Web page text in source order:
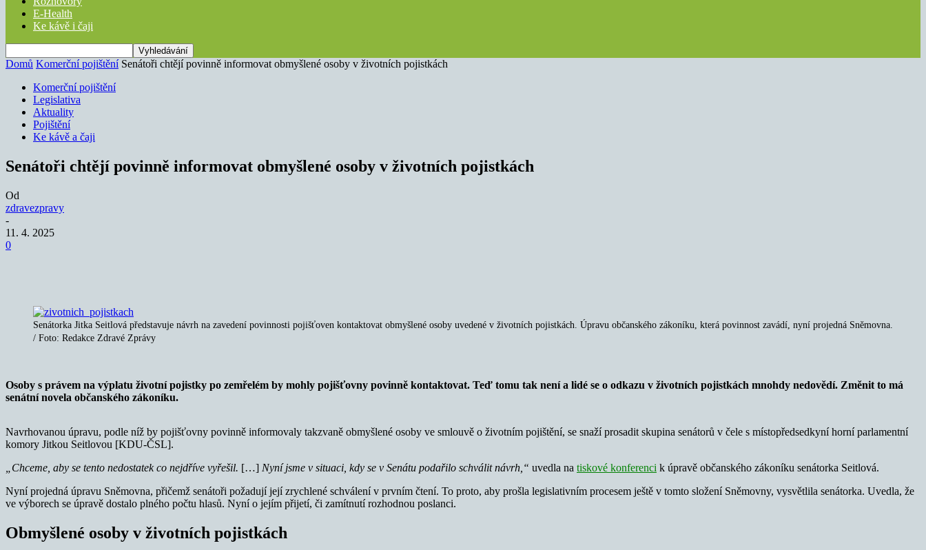
E-Health
Ke kávě i čaji
Domů Komerční pojištění Senátoři chtějí povinně informovat obmyšlené osoby v životních pojistkách
Komerční pojištění
Legislativa
Aktuality
Pojištění
Ke kávě a čaji
Senátoři chtějí povinně informovat obmyšlené osoby v životních pojistkách
Od
zdravezpravy
-
11. 4. 2025
0
Senátorka Jitka Seitlová představuje návrh na zavedení povinnosti pojišťoven kontaktovat obmyšlené osoby uvedené v životních pojistkách. Úpravu občanského zákoníku, která povinnost zavádí, nyní projedná Sněmovna.
/ Foto: Redakce Zdravé Zprávy
Osoby s právem na výplatu životní pojistky po zemřelém by mohly pojišťovny povinně kontaktovat. Teď tomu tak není a lidé se o odkazu v životních pojistkách mnohdy nedovědí. Změnit to má
senátní novela občanského zákoníku.
Navrhovanou úpravu, podle níž by pojišťovny povinně informovaly takzvaně obmyšlené osoby ve smlouvě o životním pojištění, se snaží prosadit skupina senátorů v čele s místopředsedkyní horní parlamentní
komory Jitkou Seitlovou [KDU-ČSL].
„Chceme, aby se tento nedostatek co nejdříve vyřešil. […] Nyní jsme v situaci, kdy se v Senátu podařilo schválit návrh,“ uvedla na tiskové konferenci k úpravě občanského zákoníku senátorka Seitlová.
Nyní projedná úpravu Sněmovna, přičemž senátoři požadují její zrychlené schválení v prvním čtení. To proto, aby prošla legislativním procesem ještě v tomto složení Sněmovny, vysvětlila senátorka. Uvedla, že
ve výborech se úpravě dostalo plného počtu hlasů. Nyní o jejím přijetí, či zamítnutí rozhodnou poslanci.
Obmyšlené osoby v životních pojistkách